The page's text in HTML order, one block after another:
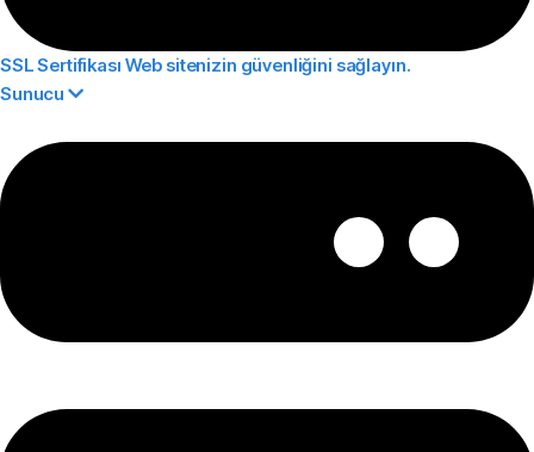
SSL Sertifikası Web sitenizin güvenliğini sağlayın.
Sunucu